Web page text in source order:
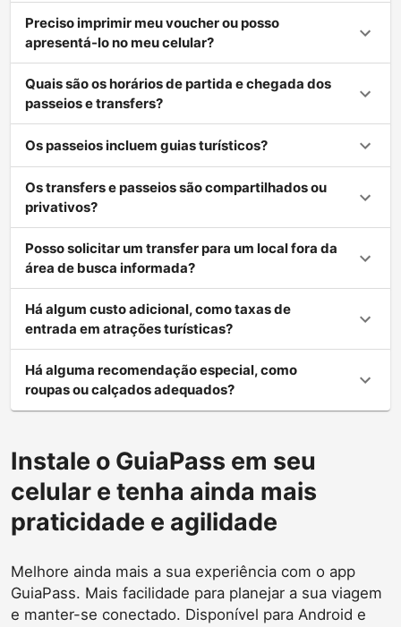
Preciso imprimir meu voucher ou posso
apresentá-lo no meu celular?
Quais são os horários de partida e chegada dos
passeios e transfers?
Os passeios incluem guias turísticos?
Os transfers e passeios são compartilhados ou
privativos?
Posso solicitar um transfer para um local fora da
área de busca informada?
Há algum custo adicional, como taxas de
entrada em atrações turísticas?
Há alguma recomendação especial, como
roupas ou calçados adequados?
Instale o GuiaPass em seu
celular e tenha ainda mais
praticidade e agilidade
Melhore ainda mais a sua experiência com o app
GuiaPass. Mais facilidade para planejar a sua viagem
e manter-se conectado. Disponível para Android e